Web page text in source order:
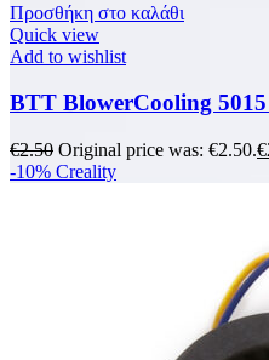
Προσθήκη στο καλάθι
Quick view
Add to wishlist
BTT BlowerCooling
€2.50 Original price was: €2.50.€
-10% Creality